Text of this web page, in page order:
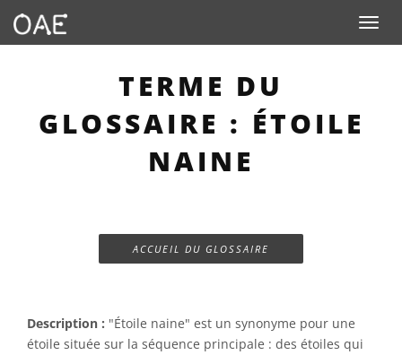
Toggle
TERME DU
GLOSSAIRE : ÉTOILE
NAINE
ACCUEIL DU GLOSSAIRE
Description : "Étoile naine" est un synonyme pour une
étoile située sur la séquence principale : des étoiles qui